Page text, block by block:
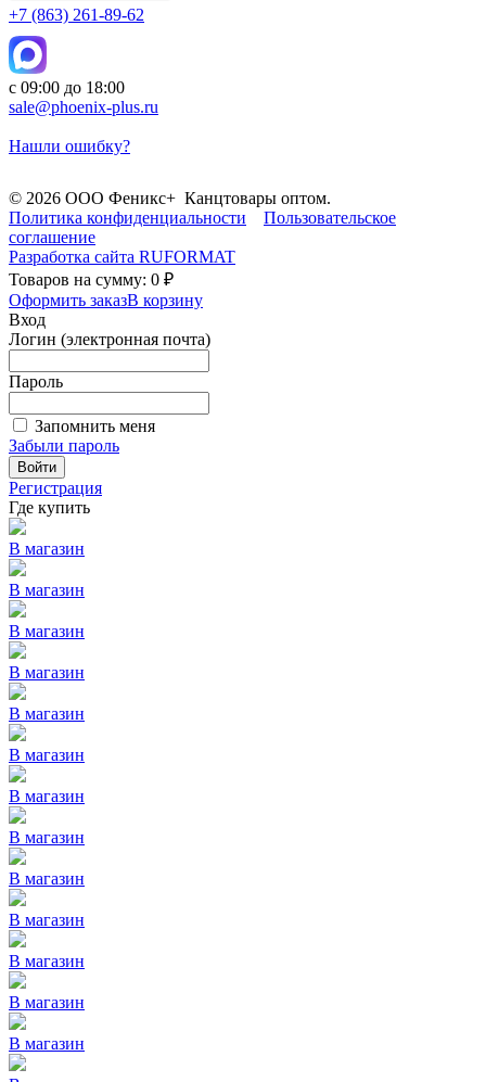
+7 (863) 261-89-62
с 09:00 до 18:00
sale@phoenix-plus.ru
Нашли ошибку?
© 2026 ООО Феникс+ Канцтовары оптом.
Политика конфиденциальности
Пользовательское
соглашение
Разработка сайта RUFORMAT
Товаров на сумму: 0 ₽
Оформить заказВ корзину
Вход
Логин (электронная почта)
Пароль
Запомнить меня
Забыли пароль
Войти
Регистрация
Где купить
В магазин
В магазин
В магазин
В магазин
В магазин
В магазин
В магазин
В магазин
В магазин
В магазин
В магазин
В магазин
В магазин